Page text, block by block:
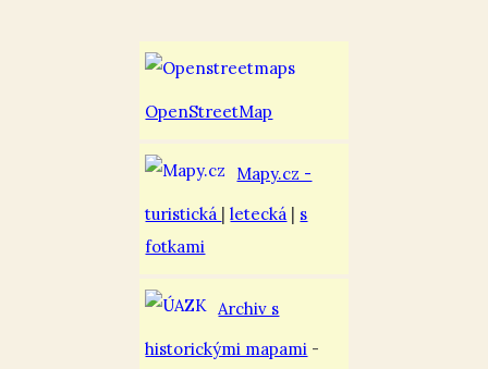
OpenStreetMap
Mapy.cz -
turistická |letecká | s
fotkami
Archiv s
historickými mapami -